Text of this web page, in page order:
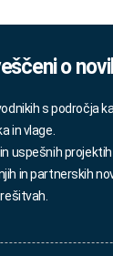
o
s področja
in vlage.
uspešnih
in partnerskih